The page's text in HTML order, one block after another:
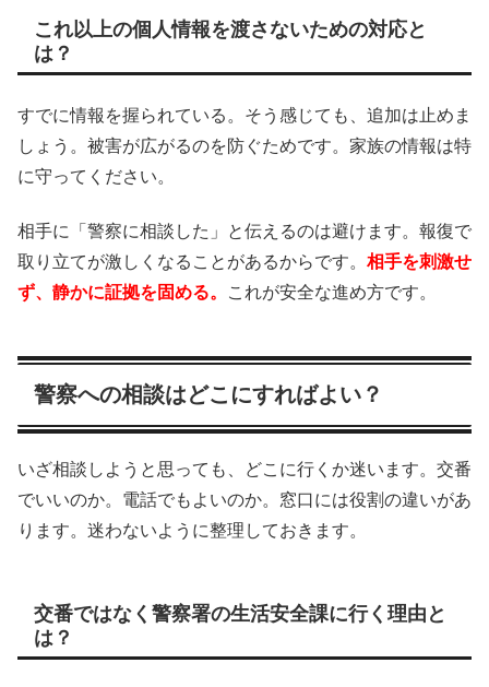
これ以上の個人情報を渡さないための対応と
は？
すでに情報を握られている。そう感じても、追加は止めま
しょう。被害が広がるのを防ぐためです。家族の情報は特
に守ってください。
相手に「警察に相談した」と伝えるのは避けます。報復で
取り立てが激しくなることがあるからです。 相手を刺激せ
ず、静かに証拠を固める。
これが安全な進め方です。
警察への相談はどこにすればよい？
いざ相談しようと思っても、どこに行くか迷います。交番
でいいのか。電話でもよいのか。窓口には役割の違いがあ
ります。迷わないように整理しておきます。
交番ではなく警察署の生活安全課に行く理由と
は？